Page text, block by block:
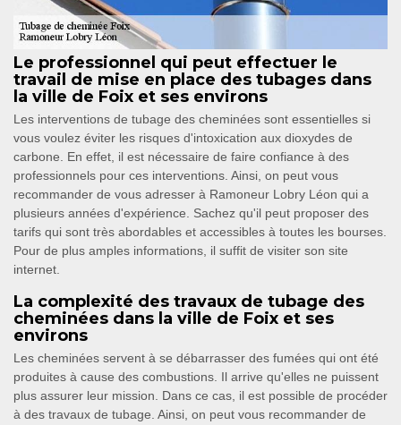
Le professionnel qui peut effectuer le
travail de mise en place des tubages dans
la ville de Foix et ses environs
Les interventions de tubage des cheminées sont essentielles si
vous voulez éviter les risques d'intoxication aux dioxydes de
carbone. En effet, il est nécessaire de faire confiance à des
professionnels pour ces interventions. Ainsi, on peut vous
recommander de vous adresser à Ramoneur Lobry Léon qui a
plusieurs années d'expérience. Sachez qu'il peut proposer des
tarifs qui sont très abordables et accessibles à toutes les bourses.
Pour de plus amples informations, il suffit de visiter son site
internet.
La complexité des travaux de tubage des
cheminées dans la ville de Foix et ses
environs
Les cheminées servent à se débarrasser des fumées qui ont été
produites à cause des combustions. Il arrive qu'elles ne puissent
plus assurer leur mission. Dans ce cas, il est possible de procéder
à des travaux de tubage. Ainsi, on peut vous recommander de